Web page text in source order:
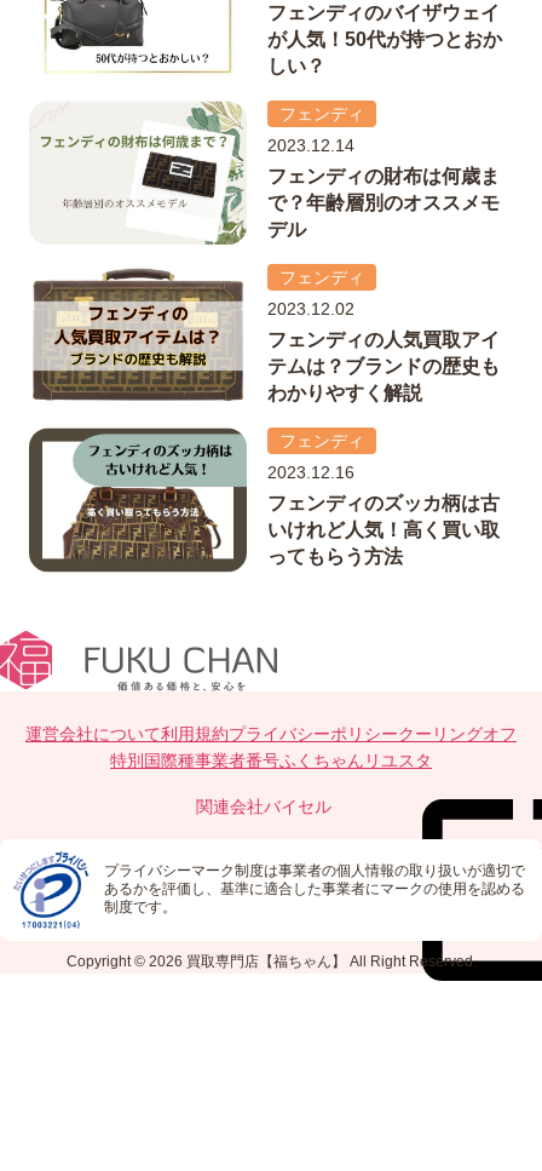
フェンディのバイザウェイ
が人気！50代が持つとおか
しい？
フェンディ
2023.12.14
フェンディの財布は何歳ま
で？年齢層別のオススメモ
デル
フェンディ
2023.12.02
フェンディの人気買取アイ
テムは？ブランドの歴史も
わかりやすく解説
フェンディ
2023.12.16
フェンディのズッカ柄は古
いけれど人気！高く買い取
ってもらう方法
運営会社について利用規約プライバシーポリシークーリングオフ
特別国際種事業者番号ふくちゃんリユスタ
関連会社バイセル
プライバシーマーク制度は事業者の個人情報の取り扱いが適切で
あるかを評価し、基準に適合した事業者にマークの使用を認める
制度です。
Copyright © 2026 買取専門店【福ちゃん】 All Right Reserved.